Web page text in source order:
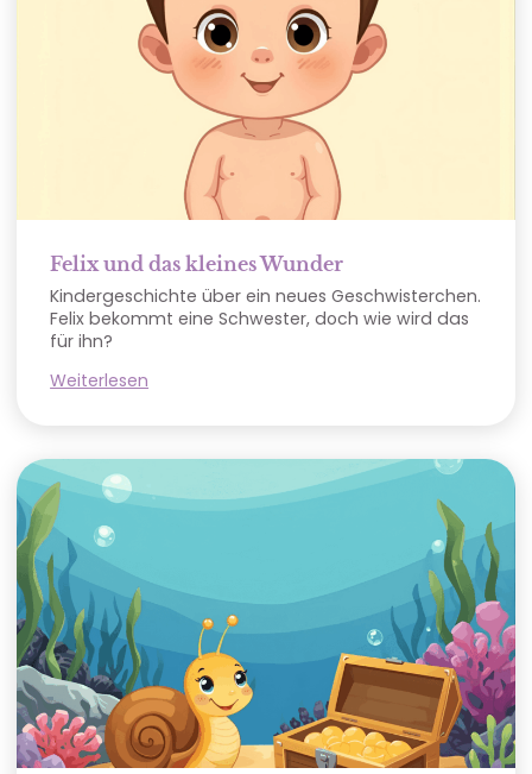
Felix und das kleines Wunder
Kindergeschichte über ein neues Geschwisterchen.
Felix bekommt eine Schwester, doch wie wird das
für ihn?
Weiterlesen